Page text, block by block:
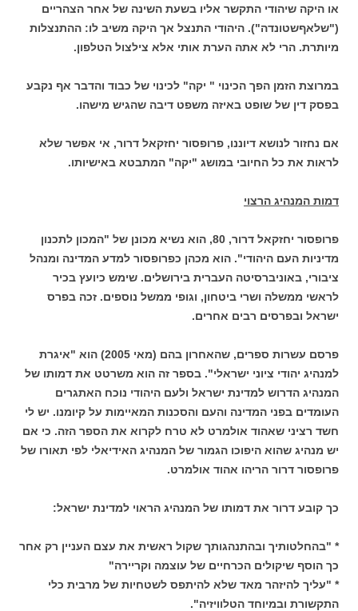
או היקה שיהודי התקשר אליו בשעת השינה של אחר הצהריים
("שלאףשטונדה"). היהודי התנצל אך היקה משיב לו: ההתנצלות
מיותרת. הרי לא אתה הערת אותי אלא צילצול הטלפון.
במרוצת הזמן הפך הכינוי " יקה" לכינוי של כבוד והדבר אף נקבע
בפסק דין של שופט באיזה משפט דיבה שהגיש מישהו.
אם נחזור לנושא דיוננו, פרופסור יחזקאל דרור, אי אפשר שלא
לראות את כל החיובי במושג "יקה" המתבטא באישיותו.
דמות המנהיג הרצוי
פרופסור יחזקאל דרור, 80, הוא נשיא מכונן של "המכון לתכנון
מדיניות העם היהודי". הוא מכהן כפרופסור למדע המדינה ומנהל
ציבורי, באוניברסיטה העברית בירושלים. שימש כיועץ בכיר
לראשי ממשלה ושרי ביטחון, וגופי ממשל נוספים. זכה בפרס
ישראל ובפרסים רבים אחרים.
פרסם עשרות ספרים, שהאחרון בהם (מאי 2005) הוא "איגרת
למנהיג יהודי ציוני ישראלי". בספר זה הוא משרטט את דמותו של
המנהיג הדרוש למדינת ישראל ולעם היהודי נוכח האתגרים
העומדים בפני המדינה והעם והסכנות המאיימות על קיומנו. יש לי
חשד רציני שאהוד אולמרט לא טרח לקרוא את הספר הזה. כי אם
יש מנהיג שהוא היפוכו הגמור של המנהיג האידיאלי לפי תאורו של
פרופסור דרור הריהו אהוד אולמרט.
כך קובע דרור את דמותו של המנהיג הראוי למדינת ישראל:
* "בהחלטותיך ובהתנהגותך שקול ראשית את עצם העניין רק אחר
כך הוסף שיקולים הכרחיים של עוצמה וקריירה"
* "עליך להיזהר מאד שלא להיתפס לשטחיות של מרבית כלי
התקשורת ובמיוחד הטלוויזיה".